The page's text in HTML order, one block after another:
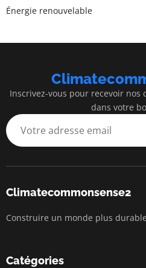
Énergie renouvelable
Inscrivez-vous pour recevoir
dans votre
Climatecommonsense2
Construire un monde plus
Catégories